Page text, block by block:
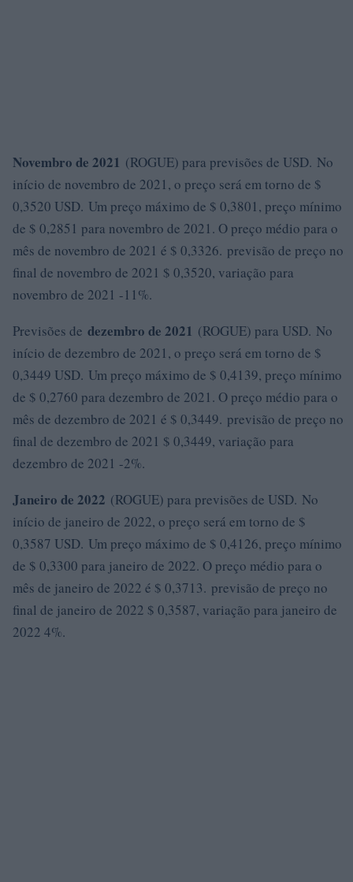
Novembro de 2021 (ROGUE) para previsões de USD. No
início de novembro de 2021, o preço será em torno de $
0,3520 USD. Um preço máximo de $ 0,3801, preço mínimo
de $ 0,2851 para novembro de 2021. O preço médio para o
mês de novembro de 2021 é $ 0,3326. previsão de preço no
final de novembro de 2021 $ 0,3520, variação para
novembro de 2021 -11%.
Previsões de dezembro de 2021 (ROGUE) para USD. No
início de dezembro de 2021, o preço será em torno de $
0,3449 USD. Um preço máximo de $ 0,4139, preço mínimo
de $ 0,2760 para dezembro de 2021. O preço médio para o
mês de dezembro de 2021 é $ 0,3449. previsão de preço no
final de dezembro de 2021 $ 0,3449, variação para
dezembro de 2021 -2%.
Janeiro de 2022 (ROGUE) para previsões de USD. No
início de janeiro de 2022, o preço será em torno de $
0,3587 USD. Um preço máximo de $ 0,4126, preço mínimo
de $ 0,3300 para janeiro de 2022. O preço médio para o
mês de janeiro de 2022 é $ 0,3713. previsão de preço no
final de janeiro de 2022 $ 0,3587, variação para janeiro de
2022 4%.